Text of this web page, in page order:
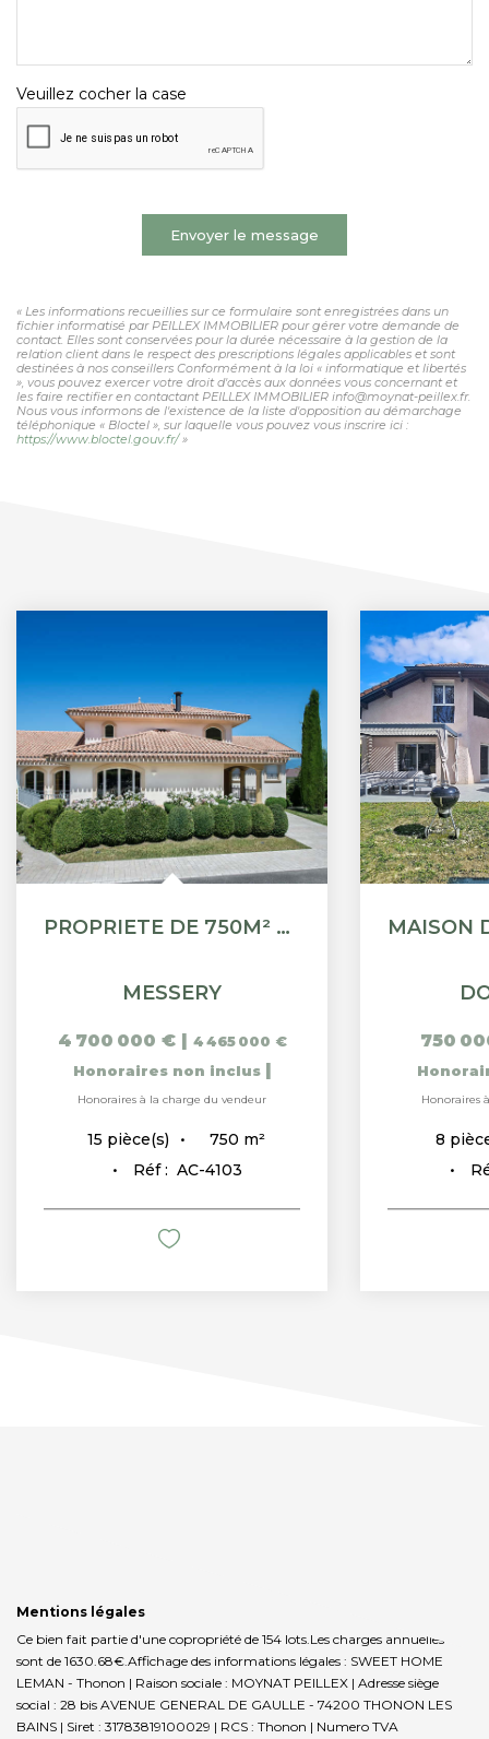
Veuillez cocher la case
Envoyer le message
« Les informations recueillies sur ce formulaire sont enregistrées dans un
fichier informatisé par PEILLEX IMMOBILIER pour gérer votre demande de
contact. Elles sont conservées pour la durée nécessaire à la gestion de la
relation client dans le respect des prescriptions légales applicables et sont
destinées à nos conseillers Conformément à la loi « informatique et libertés
», vous pouvez exercer votre droit d'accès aux données vous concernant et
les faire rectifier en contactant PEILLEX IMMOBILIER info@moynat-peillex.fr.
Nous vous informons de l'existence de la liste d'opposition au démarchage
téléphonique « Bloctel », sur laquelle vous pouvez vous inscrire ici :
https://www.bloctel.gouv.fr/»
PROPRIETE DE 750M² À MESSERY - VUE LAC
MESSERY
4 700 000 € | 4 465 000 €
Honoraires non inclus |
Honoraires à la charge du vendeur
15 pièce(s) 750 m²
Réf : AC-4103
750
Honoraires
8
Mentions légales
Ce bien fait partie d'une copropriété de 154 lots.Les charges annuelles
sont de 1630.68€.Affichage des informations légales : SWEET HOME
LEMAN - Thonon | Raison sociale : MOYNAT PEILLEX | Adresse siège
social : 28 bis AVENUE GENERAL DE GAULLE - 74200 THONON LES
BAINS | Siret : 31783819100029 | RCS : Thonon | Numero TVA